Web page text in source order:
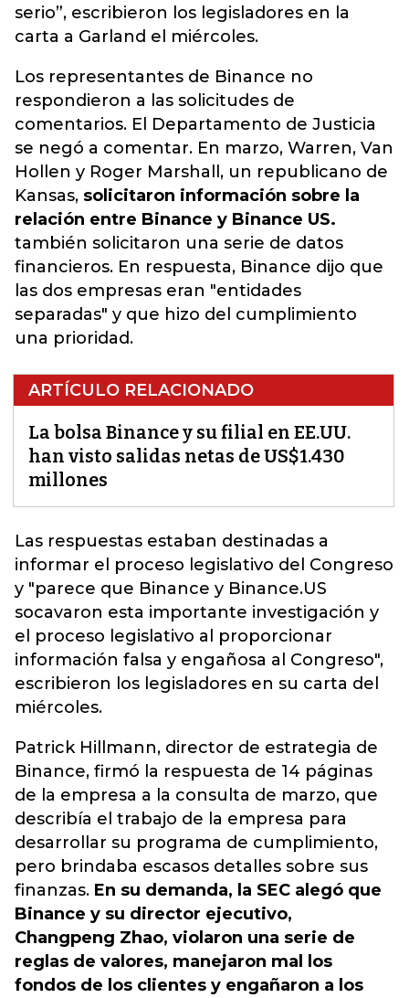
serio”, escribieron los legisladores en la
carta a Garland el miércoles.
Los representantes de Binance no
respondieron a las solicitudes de
comentarios. El Departamento de Justicia
se negó a comentar. En marzo, Warren, Van
Hollen y Roger Marshall, un republicano de
Kansas, solicitaron información sobre la
relación entre Binance y Binance US.
también solicitaron una serie de datos
financieros. En respuesta, Binance dijo que
las dos empresas eran "entidades
separadas" y que hizo del cumplimiento
una prioridad.
ARTÍCULO RELACIONADO
La bolsa Binance y su filial en EE.UU.
han visto salidas netas de US$1.430
millones
Las respuestas estaban destinadas a
informar el proceso legislativo del Congreso
y "parece que Binance y Binance.US
socavaron esta importante investigación y
el proceso legislativo al proporcionar
información falsa y engañosa al Congreso",
escribieron los legisladores en su carta del
miércoles.
Patrick Hillmann, director de estrategia de
Binance, firmó la respuesta de 14 páginas
de la empresa a la consulta de marzo, que
describía el trabajo de la empresa para
desarrollar su programa de cumplimiento,
pero brindaba escasos detalles sobre sus
finanzas. En su demanda, la SEC alegó que
Binance y su director ejecutivo,
Changpeng Zhao, violaron una serie de
reglas de valores, manejaron mal los
fondos de los clientes y engañaron a los